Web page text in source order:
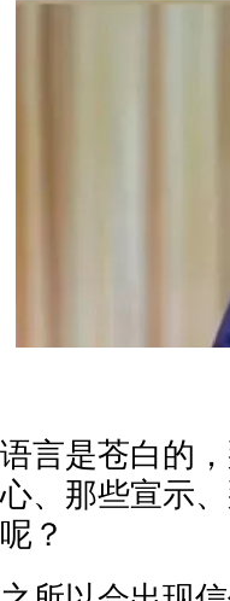
语言是苍白的
心、那些宣示
呢？